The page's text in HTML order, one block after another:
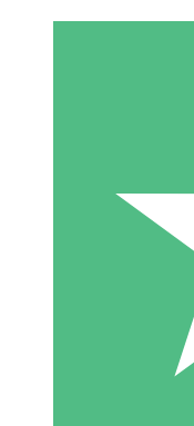
Paga a consumo